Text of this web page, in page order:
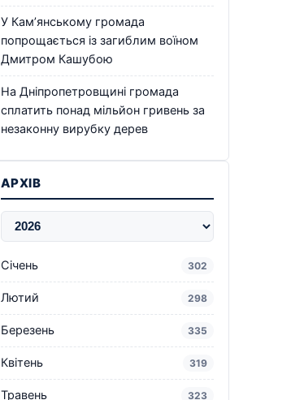
У Кам’янському громада
попрощається із загиблим воїном
Дмитром Кашубою
На Дніпропетровщині громада
сплатить понад мільйон гривень за
незаконну вирубку дерев
АРХІВ
Січень 302
Лютий 298
Березень 335
Квітень 319
Травень 323